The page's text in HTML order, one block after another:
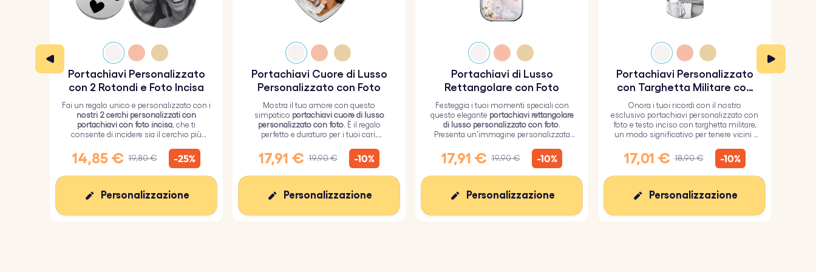
Dimensioni quadrate:25 mm x 25 mm
Materiale: acciaio inossidabile lucidato
Colore:argento, oro, oro rosa
Portachiavi Personalizzato
con 2 Rotondi e Foto Incisa
Fai un regalo unico e personalizzato con i
nostri 2 cerchi personalizzati con
portachiavi con foto incisa, che ti
consente di incidere sia il cerchio più
sia il cerchio più piccolo con del testo.
14,85 € 19,80 € -25%
Personalizzazione
Portachiavi Cuore di Lusso
Personalizzato con Foto
Mostra il tuo amore con questo
simpatico portachiavi cuore di lusso
personalizzato con foto. È il regalo
perfetto e duraturo per i tuoi cari,
epossidico.
17,91 € 19,90 € -10%
Personalizzazione
Portachiavi di Lusso
Rettangolare con Foto
Festeggia i tuoi momenti speciali con
questo elegante portachiavi rettangolare
di lusso personalizzato con foto.
Presenta un'immagine personalizzata
finitura lucida di alta qualità per una
maggiore durata.
17,91 € 19,90 € -10%
Personalizzazione
Portachiavi Personalizzato
con Targhetta Militare con
Foto e Testo Inciso
Onora i tuoi ricordi con il nostro
esclusivo portachiavi personalizzato con
foto e testo inciso con targhetta militare,
un modo significativo per tenere vicini i
17,01 € 18,90 € -10%
Personalizzazione